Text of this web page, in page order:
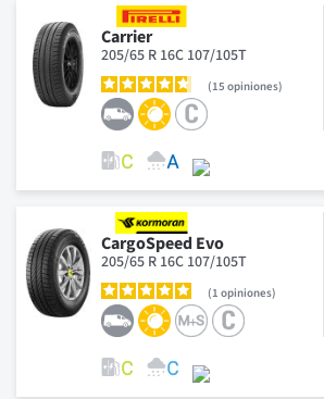
Carrier
205/65 R 16C 107/105T
15 opiniones
CargoSpeed Evo
205/65 R 16C 107/105T
1 opiniones